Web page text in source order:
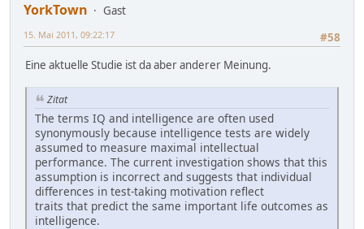
YorkTown
Gast
#58
15. Mai 2011, 09:22:17
Eine aktuelle Studie ist da aber anderer Meinung.
Zitat
The terms IQ and intelligence are often used
synonymously because intelligence tests are widely
assumed to measure maximal intellectual
performance. The current investigation shows that this
assumption is incorrect and suggests that individual
differences in test-taking motivation reflect
traits that predict the same important life outcomes as
intelligence.